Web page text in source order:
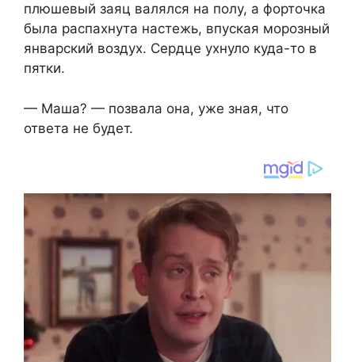
плюшевый заяц валялся на полу, а форточка
была распахнута настежь, впуская морозный
январский воздух. Сердце ухнуло куда-то в
пятки.
— Маша? — позвала она, уже зная, что
ответа не будет.